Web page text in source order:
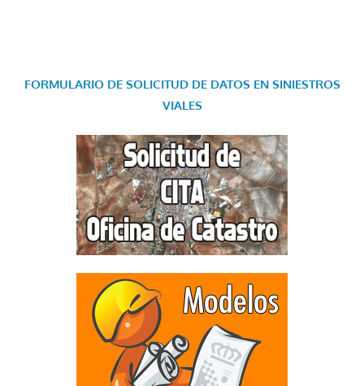
FORMULARIO DE SOLICITUD DE DATOS EN SINIESTROS
VIALES